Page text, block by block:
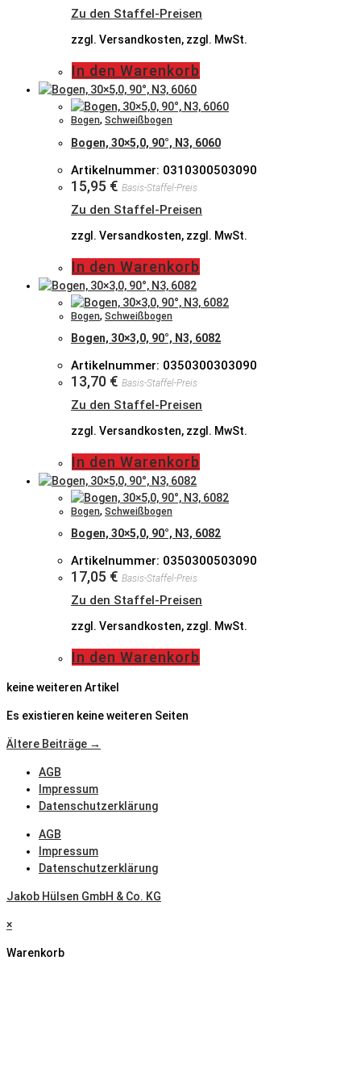
Zu den Staffel-Preisen
zzgl. Versandkosten, zzgl. MwSt.
In den Warenkorb
Bogen, Schweißbogen
Bogen, 30×5,0, 90°, N3, 6060
Artikelnummer: 0310300503090
15,95 € Basis-Staffel-Preis
Zu den Staffel-Preisen
zzgl. Versandkosten, zzgl. MwSt.
In den Warenkorb
Bogen, Schweißbogen
Bogen, 30×3,0, 90°, N3, 6082
Artikelnummer: 0350300303090
13,70 € Basis-Staffel-Preis
Zu den Staffel-Preisen
zzgl. Versandkosten, zzgl. MwSt.
In den Warenkorb
Bogen, Schweißbogen
Bogen, 30×5,0, 90°, N3, 6082
Artikelnummer: 0350300503090
17,05 € Basis-Staffel-Preis
Zu den Staffel-Preisen
zzgl. Versandkosten, zzgl. MwSt.
In den Warenkorb
keine weiteren Artikel
Es existieren keine weiteren Seiten
Ältere Beiträge →
AGB
Impressum
Datenschutzerklärung
AGB
Impressum
Datenschutzerklärung
Jakob Hülsen GmbH & Co. KG
×
Warenkorb